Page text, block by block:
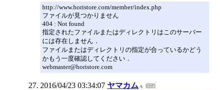
http://www.horistore.com/member/index.php
ファイルが見つかりません
404 : Not found
指定されたファイルまたはディレクトリはこのサーバー
には存在しません．
ファイルまたはディレクトリの指定が合っているかどう
かもう一度確認してください．
webmaster@horistore.com
2016/04/23 03:34:07 ヤマカム